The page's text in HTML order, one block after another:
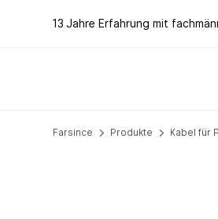
13 Jahre Erfahrung mit
Farsince Produkte Kabel für